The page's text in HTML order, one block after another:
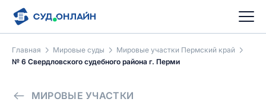
Главная Мировые суды
Мировые участки Пермский край
№ 6 Свердловского судебного района г. Перми
МИРОВЫЕ УЧАСТКИ